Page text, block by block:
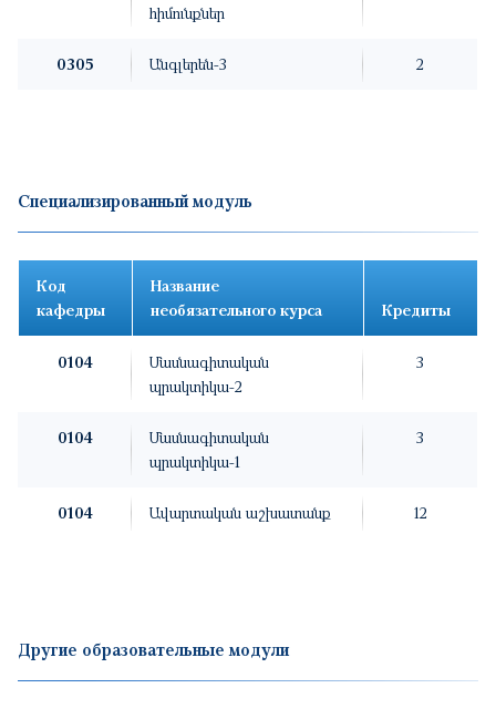
հիմունքներ
0305 Անգլերեն-3 2
Специализированный модуль
Код
кафедры
Название
необязательного курса
Кредиты
0104
Մասնագիտական
պրակտիկա-2
3
0104
Մասնագիտական
պրակտիկա-1
3
0104 Ավարտական աշխատանք 12
Другие образовательные модули